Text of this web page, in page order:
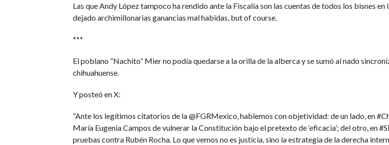
Las que Andy López tampoco ha rendido ante la Fiscalía son las cuentas de todos los bisnes
dejado archimillonarias ganancias mal habidas, but of course.
***
El poblano “Nachito” Mier no podía quedarse a la orilla de la alberca y se sumó al nado
chihuahuense.
Y posteó en X:
“Ante los legítimos citatorios de la @FGRMexico, hablemos con objetividad: de un lado, en
María Eugenia Campos de vulnerar la Constitución bajo el pretexto de ‘eficacia’; del otro, en
pruebas contra Rubén Rocha. Lo que vemos no es justicia, sino la estrategia de la derecha